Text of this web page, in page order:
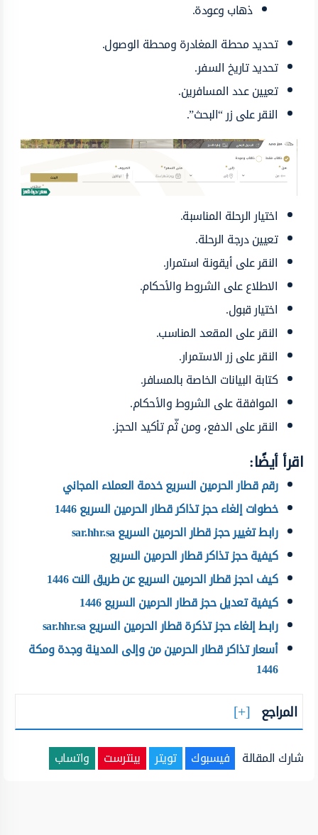
ذهاب وعودة.
تحديد محطة المغادرة ومحطة الوصول.
تحديد تاريخ السفر.
تعيين عدد المسافرين.
النقر على زر “البحث”.
اختيار الرحلة المناسبة.
تعيين درجة الرحلة.
النقر على أيقونة استمرار.
الاطلاع على الشروط والأحكام.
اختيار قبول.
النقر على المقعد المناسب.
النقر على زر الاستمرار.
كتابة البيانات الخاصة بالمسافر.
الموافقة على الشروط والأحكام.
النقر على الدفع، ومن ثّم تأكيد الحجز.
اقرأ أيضًا:
رقم قطار الحرمين السريع خدمة العملاء المجاني
خطوات إلغاء حجز تذاكر قطار الحرمين السريع 1446
رابط تغيير حجز قطار الحرمين السريع sar.hhr.sa
كيفية حجز تذاكر قطار الحرمين السريع
كيف احجز قطار الحرمين السريع عن طريق النت 1446
كيفية تعديل حجز قطار الحرمين السريع 1446
رابط إلغاء حجز تذكرة قطار الحرمين السريع sar.hhr.sa
أسعار تذاكر قطار الحرمين من وإلى المدينة وجدة ومكة
1446
المراجع
شارك المقالة فيسبوك تويتر بينترست واتساب